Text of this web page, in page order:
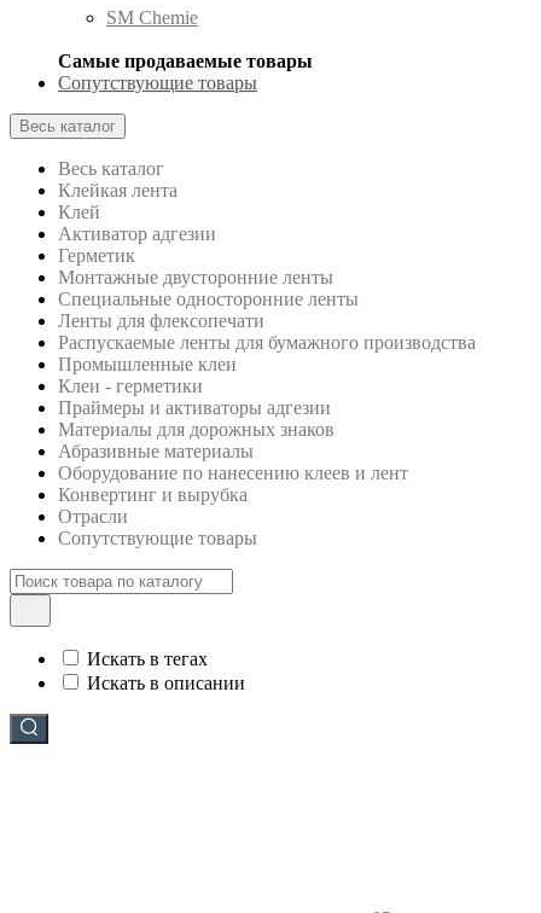
SM Chemie
Самые продаваемые товары
Сопутствующие товары
Весь каталог
Весь каталог
Клейкая лента
Клей
Активатор адгезии
Герметик
Монтажные двусторонние ленты
Специальные односторонние ленты
Ленты для флексопечати
Распускаемые ленты для бумажного производства
Промышленные клеи
Клеи - герметики
Праймеры и активаторы адгезии
Материалы для дорожных знаков
Абразивные материалы
Оборудование по нанесению клеев и лент
Конвертинг и вырубка
Отрасли
Сопутствующие товары
Искать в тегах
Искать в описании